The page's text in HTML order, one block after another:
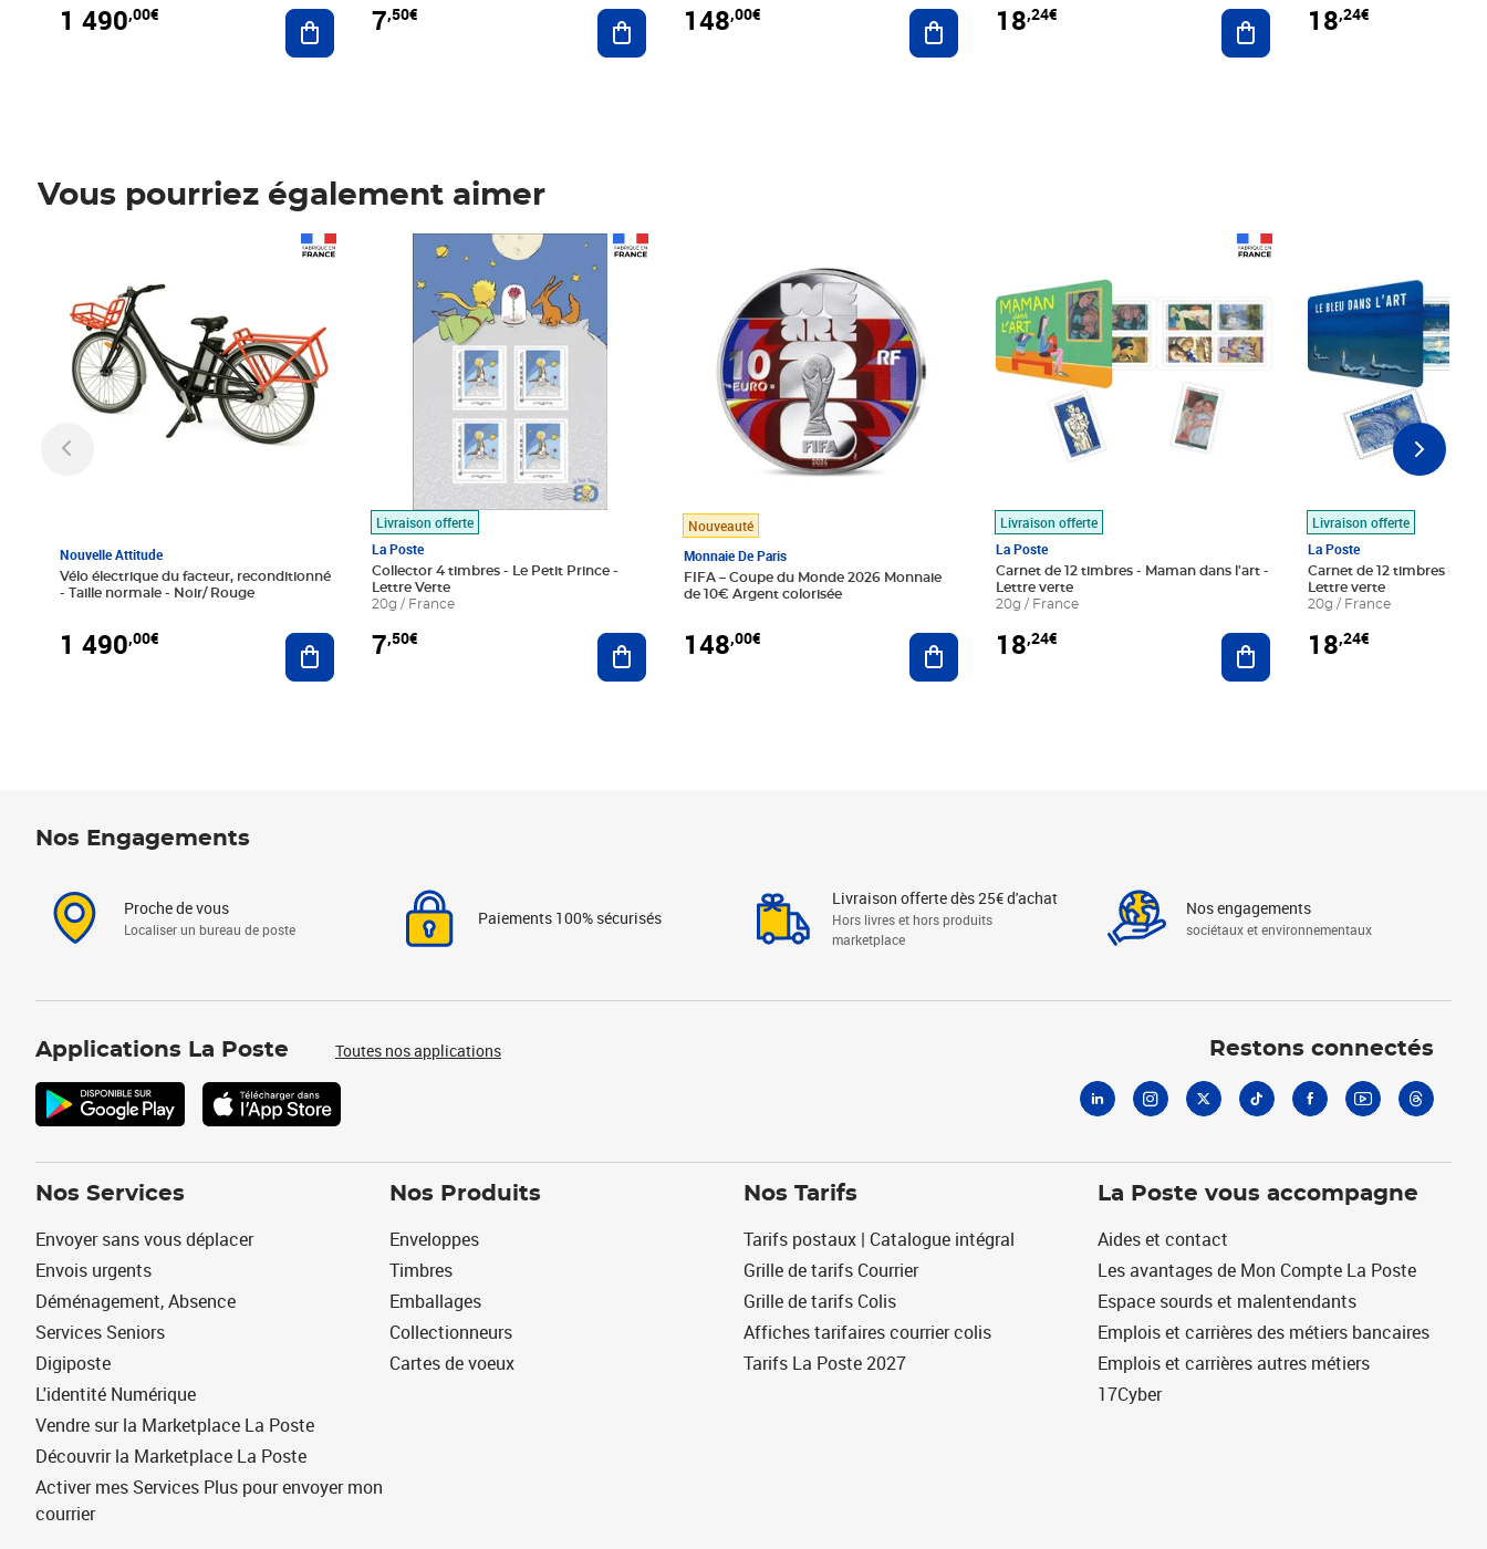
1 490,00€ Ajouter au panier
7,50€ Ajouter au panier
148,00€ Ajouter au panier
18,24€ Ajouter au panier
18,24€
Vous pourriez également aimer
Nouvelle Attitude
Vélo électrique du facteur, reconditionné
- Taille normale - Noir/ Rouge
1 490,00€ Ajouter au panier
Livraison offerte
La Poste
Collector 4 timbres - Le Petit Prince -
Lettre Verte
20g / France
7,50€
Prix 7,50€
Ajouter au panier
Nouveauté
Monnaie De Paris
FIFA – Coupe du Monde 2026 Monnaie
de 10€ Argent colorisée
148,00€ Ajouter au panier
Livraison offerte
La Poste
Carnet de 12 timbres - Maman dans l'art -
Lettre verte
20g / France
18,24€ Ajouter au panier
Livraison offerte
La Poste
Carnet de 12 timbres - Le
Lettre verte
20g / France
18,24€
Nos Engagements
Proche de vous
Localiser un bureau de poste
Paiements 100% sécurisés
Livraison offerte dès 25€ d'achat
Hors livres et hors produits
marketplace
Nos engagements
sociétaux et environnementaux
Applications La Poste Toutes nos applications Restons connectés
Nos Services
Envoyer sans vous déplacer
Envois urgents
Déménagement, Absence
Services Seniors
Digiposte
L'identité Numérique
Vendre sur la Marketplace La Poste
Découvrir la Marketplace La Poste
Activer mes Services Plus pour envoyer mon
courrier
Nos Produits
Enveloppes
Timbres
Emballages
Collectionneurs
Cartes de voeux
Nos Tarifs
Tarifs postaux | Catalogue intégral
Grille de tarifs Courrier
Grille de tarifs Colis
Affiches tarifaires courrier colis
Tarifs La Poste 2027
La Poste vous accompagne
Aides et contact
Les avantages de Mon Compte La Poste
Espace sourds et malentendants
Emplois et carrières des métiers bancaires
Emplois et carrières autres métiers
17Cyber